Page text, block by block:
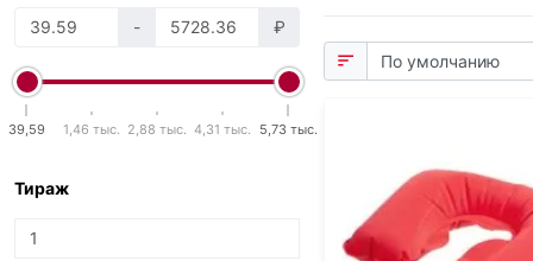
- ₽
39,59 1,46 тыс. 2,88 тыс. 4,31 тыс. 5,73 тыс.
Тираж